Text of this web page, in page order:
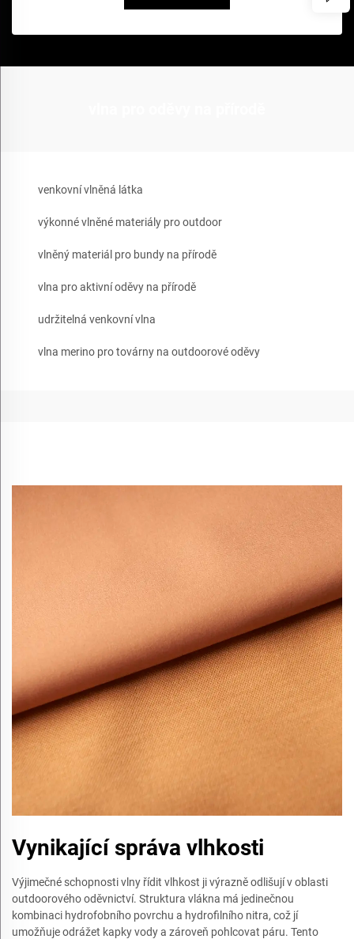
venkovní vlněná látka
výkonné vlněné materiály pro outdoor
vlněný materiál pro bundy na přírodě
vlna pro aktivní oděvy na přírodě
udržitelná venkovní vlna
vlna merino pro továrny na outdoorové oděvy
Vynikající správa vlhkosti
Výjimečné schopnosti vlny řídit vlhkost ji výrazně odlišují v oblasti
outdoorového oděvnictví. Struktura vlákna má jedinečnou
kombinaci hydrofobního povrchu a hydrofilního nitra, což jí
umožňuje odrážet kapky vody a zároveň pohlcovat páru. Tento